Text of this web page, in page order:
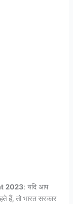
2023: यदि आप
हैं, तो भारत सरकार